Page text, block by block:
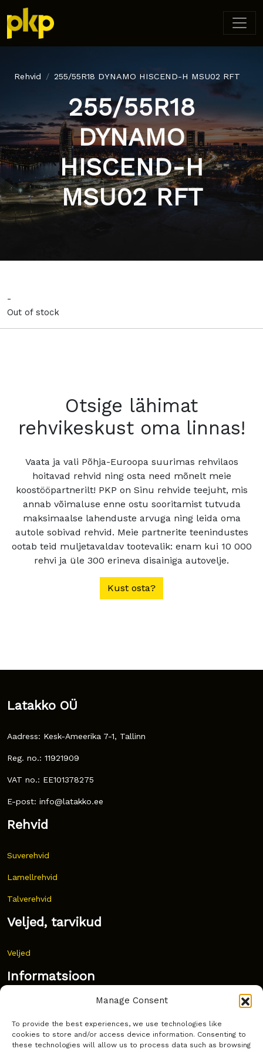
Manage Consent
To provide the best experiences, we use technologies like
cookies to store and/or access device information. Consenting to
these technologies will allow us to process data such as browsing
Rehvid 255/55R18 DYNAMO HISCEND-H MSU02 RFT
255/55R18
DYNAMO
HISCEND-H
MSU02 RFT
-
Out of stock
Otsige lähimat
rehvikeskust oma linnas!
Vaata ja vali Põhja-Euroopa suurimas rehvilaos
hoitavad rehvid ning osta need mõnelt meie
koostööpartnerilt! PKP on Sinu rehvide teejuht, mis
annab võimaluse enne ostu sooritamist tutvuda
maksimaalse lahenduste arvuga ning leida oma
autole sobivad rehvid. Meie partnerite teenindustes
ootab teid muljetavaldav tootevalik: enam kui 10 000
rehvi ja üle 300 erineva disainiga autovelje.
Kust osta?
Latakko OÜ
Aadress: Kesk-Ameerika 7-1, Tallinn
Reg. no.: 11921909
VAT no.: EE101378275
E-post: info@latakko.ee
Rehvid
Suverehvid
Lamellrehvid
Talverehvid
Veljed, tarvikud
Veljed
Informatsioon
Korduma kippuvad küsimused
Kust osta?